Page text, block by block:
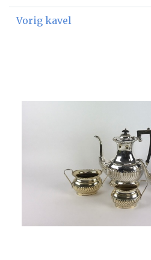
Vorig kavel